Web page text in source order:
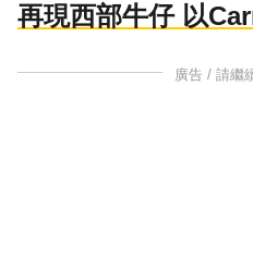
再現西部牛仔 以
廣告 / 請繼